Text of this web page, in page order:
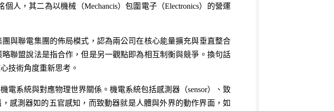
人，其二為以機械（Mechancis）包圍電子（Electronics）的營運
與聯電集團的佈局模式，認為兩公司在核心能量擴充與垂直整合
聯盟說法是指合作，但是另一觀點即為相互制衡與競爭。換句話
技術角度重新思考。
電系統與對應物理世界關係。機電系統包括感測器（sensor）、致
感測器如的五官感知，而致動器就是人體與外界的動作界面，如